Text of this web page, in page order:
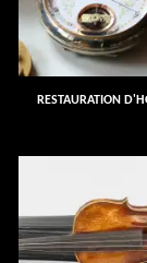
RESTAURATION